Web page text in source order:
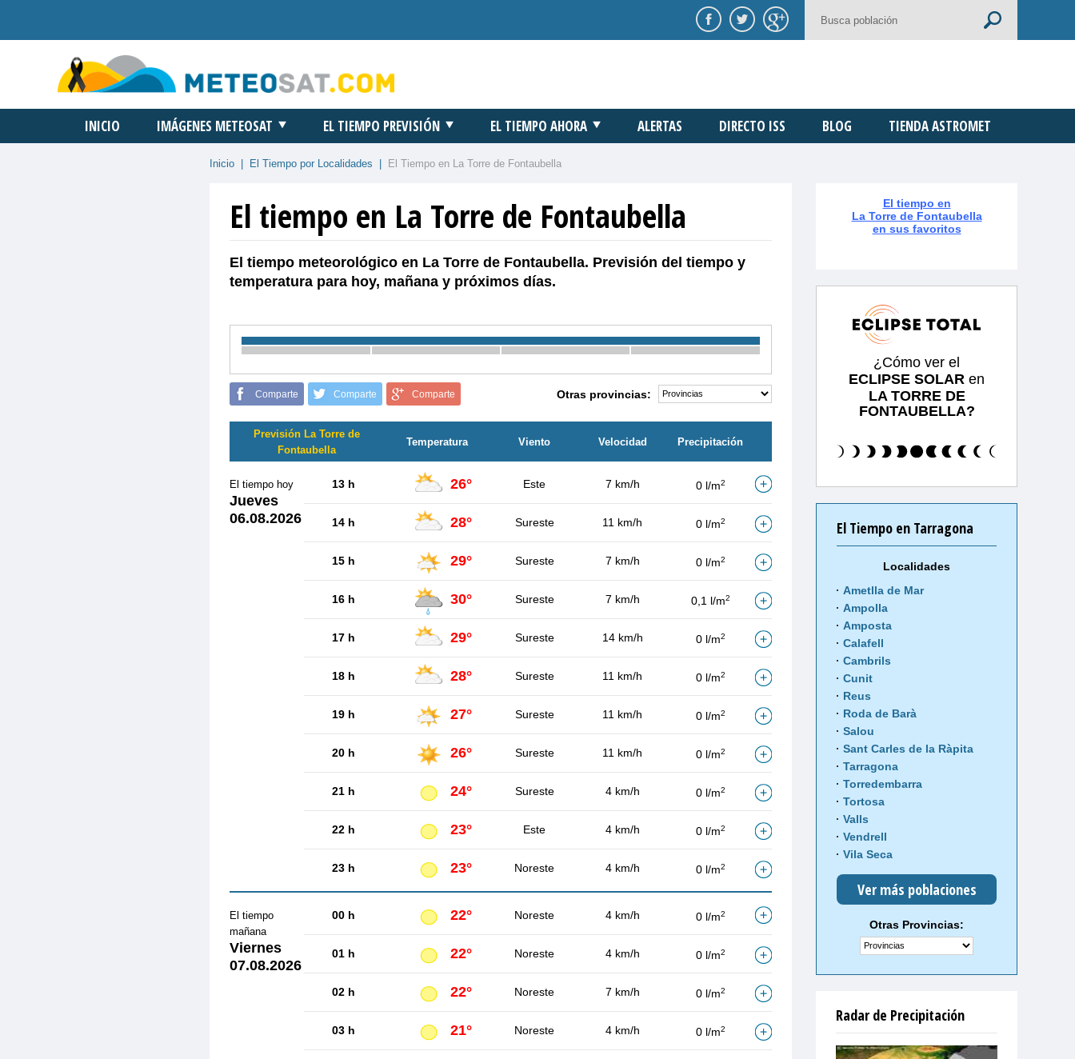
INICIO IMÁGENES METEOSAT EL TIEMPO PREVISIÓN EL TIEMPO AHORA ALERTAS DIRECTO ISS BLOG TIENDA ASTROMET
Inicio El Tiempo por Localidades El Tiempo en La Torre de Fontaubella
El tiempo en La Torre de Fontaubella
El tiempo meteorológico en La Torre de Fontaubella. Previsión del tiempo y
temperatura para hoy, mañana y próximos días.
Comparte Comparte Comparte Otras provincias:
Previsión La Torre de
Fontaubella
Temperatura Viento Velocidad Precipitación
El tiempo hoy
Jueves
06.08.2026
13 h 26° Este 7 km/h 0 l/m2
14 h 28° Sureste 11 km/h 0 l/m2
15 h 29° Sureste 7 km/h 0 l/m2
16 h 30° Sureste 7 km/h 0,1 l/m2
17 h 29° Sureste 14 km/h 0 l/m2
18 h 28° Sureste 11 km/h 0 l/m2
19 h 27° Sureste 11 km/h 0 l/m2
20 h 26° Sureste 11 km/h 0 l/m2
21 h 24° Sureste 4 km/h 0 l/m2
22 h 23° Este 4 km/h 0 l/m2
23 h 23° Noreste 4 km/h 0 l/m2
El tiempo
mañana
Viernes
07.08.2026
00 h 22° Noreste 4 km/h 0 l/m2
01 h 22° Noreste 4 km/h 0 l/m2
02 h 22° Noreste 7 km/h 0 l/m2
03 h 21° Noreste 4 km/h 0 l/m2
El tiempo en
La Torre de Fontaubella
en sus favoritos
¿Cómo ver el
ECLIPSE SOLAR en
LA TORRE DE
FONTAUBELLA?
El Tiempo en Tarragona
Localidades
Ametlla de Mar
Ampolla
Amposta
Calafell
Cambrils
Cunit
Reus
Roda de Barà
Salou
Sant Carles de la Ràpita
Tarragona
Torredembarra
Tortosa
Valls
Vendrell
Vila Seca
Ver más poblaciones
Otras Provincias:
Radar de Precipitación